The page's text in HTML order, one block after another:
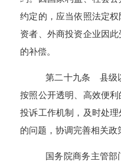
约定的，应当依照法定
资者、外商投资企业因
的补偿。
第二十九条 县级
按照公开透明、高效便
投诉工作机制，及时处
的问题，协调完善相关政
国务院商务主管